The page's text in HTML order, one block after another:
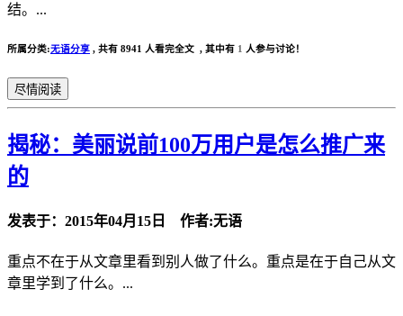
结。...
所属分类:无语分享 , 共有 8941 人看完全文 , 其中有 1 人参与讨论！
尽情阅读
揭秘：美丽说前100万用户是怎么推广来
的
发表于：2015年04月15日 作者:无语
重点不在于从文章里看到别人做了什么。重点是在于自己从文
章里学到了什么。...